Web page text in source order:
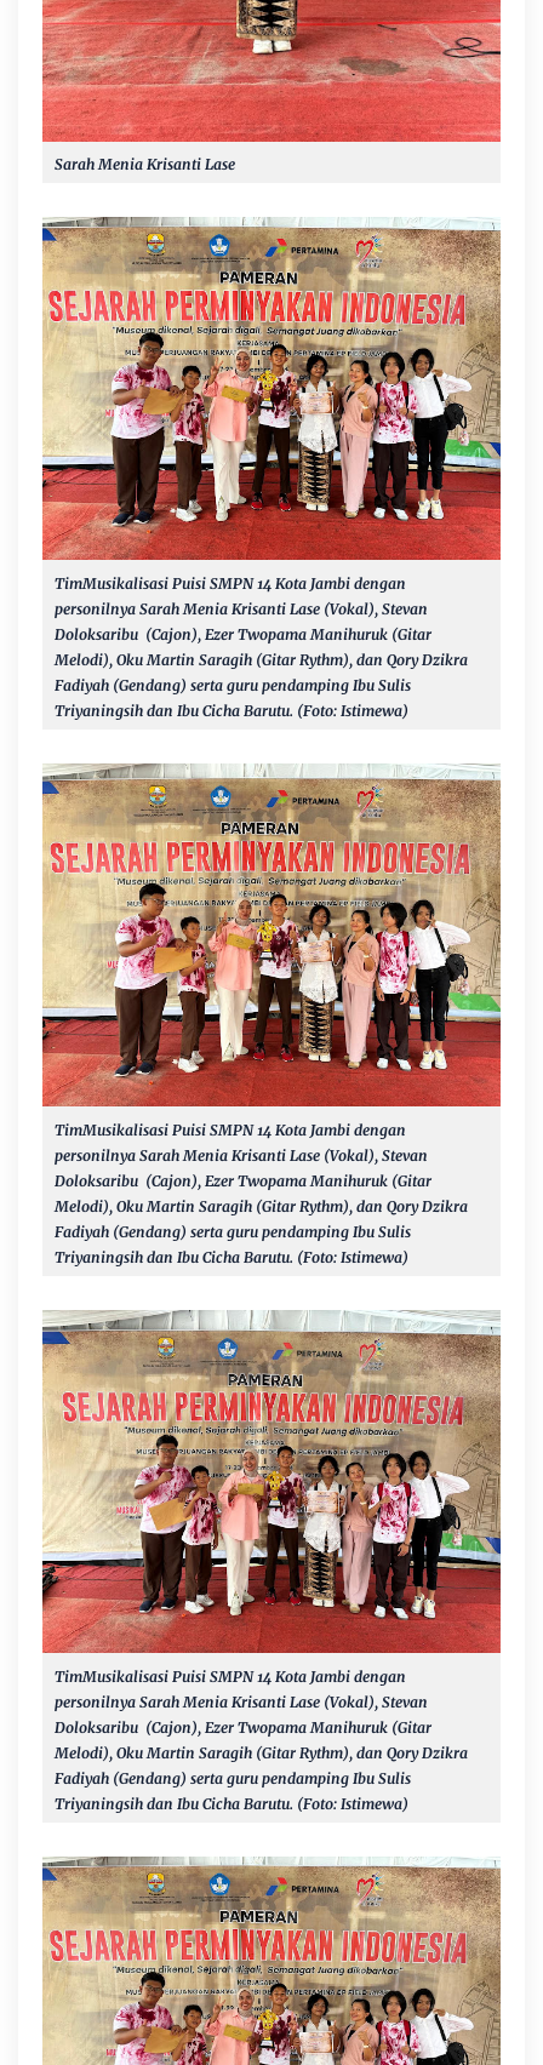
Sarah Menia Krisanti Lase
TimMusikalisasi Puisi SMPN 14 Kota Jambi dengan
personilnya Sarah Menia Krisanti Lase (Vokal), Stevan
Doloksaribu (Cajon), Ezer Twopama Manihuruk (Gitar
Melodi), Oku Martin Saragih (Gitar Rythm), dan Qory Dzikra
Fadiyah (Gendang) serta guru pendamping Ibu Sulis
Triyaningsih dan Ibu Cicha Barutu. (Foto: Istimewa)
TimMusikalisasi Puisi SMPN 14 Kota Jambi dengan
personilnya Sarah Menia Krisanti Lase (Vokal), Stevan
Doloksaribu (Cajon), Ezer Twopama Manihuruk (Gitar
Melodi), Oku Martin Saragih (Gitar Rythm), dan Qory Dzikra
Fadiyah (Gendang) serta guru pendamping Ibu Sulis
Triyaningsih dan Ibu Cicha Barutu. (Foto: Istimewa)
TimMusikalisasi Puisi SMPN 14 Kota Jambi dengan
personilnya Sarah Menia Krisanti Lase (Vokal), Stevan
Doloksaribu (Cajon), Ezer Twopama Manihuruk (Gitar
Melodi), Oku Martin Saragih (Gitar Rythm), dan Qory Dzikra
Fadiyah (Gendang) serta guru pendamping Ibu Sulis
Triyaningsih dan Ibu Cicha Barutu. (Foto: Istimewa)